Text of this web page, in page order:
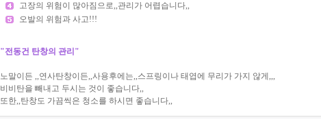
고장의 위험이 많아짐으로,,관리가 어렵습니다,,
오발의 위험과 사고!!!
"전동건 탄창의 관리"
노말이든 ,,연사탄창이든,,사용후에는,,스프링이나 태엽에 무리가 가지 않게,,,
비비탄을 빼내고 두시는 것이 좋습니다,,
또한,,탄창도 가끔씩은 청소를 하시면 좋습니다,,